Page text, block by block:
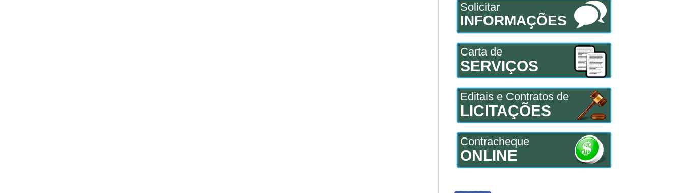
Solicitar
INFORMAÇÕES
Carta de
SERVIÇOS
Editais e Contratos de
LICITAÇÕES
Contracheque
ONLINE